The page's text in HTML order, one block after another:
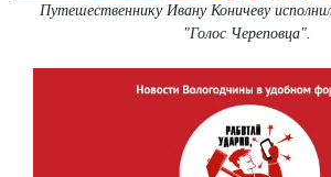
Путешественнику Ивану Коничеву
"Голос Череповца".